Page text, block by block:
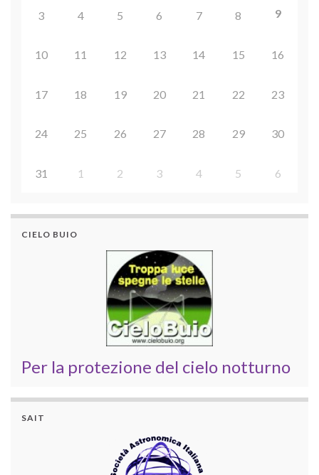
3 4 5 6 7 8 9
10 11 12 13 14 15 16
17 18 19 20 21 22 23
24 25 26 27 28 29 30
31 1 2 3 4 5 6
CIELO BUIO
Per la protezione del cielo notturno
SAIT